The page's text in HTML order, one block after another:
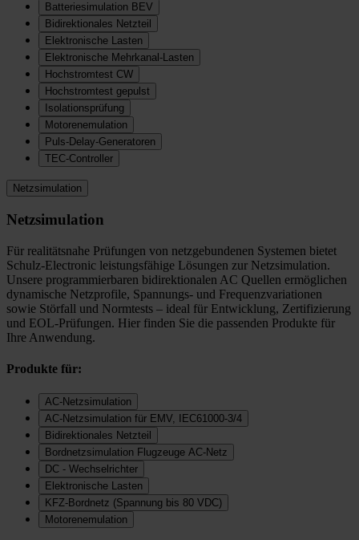
Batteriesimulation BEV
Bidirektionales Netzteil
Elektronische Lasten
Elektronische Mehrkanal-Lasten
Hochstromtest CW
Hochstromtest gepulst
Isolationsprüfung
Motorenemulation
Puls-Delay-Generatoren
TEC-Controller
Netzsimulation
Netzsimulation
Für realitätsnahe Prüfungen von netzgebundenen Systemen bietet
Schulz-Electronic leistungsfähige Lösungen zur Netzsimulation.
Unsere programmierbaren bidirektionalen AC Quellen ermöglichen
dynamische Netzprofile, Spannungs- und Frequenzvariationen
sowie Störfall und Normtests – ideal für Entwicklung, Zertifizierung
und EOL-Prüfungen. Hier finden Sie die passenden Produkte für
Ihre Anwendung.
Produkte für:
AC-Netzsimulation
AC-Netzsimulation für EMV, IEC61000-3/4
Bidirektionales Netzteil
Bordnetzsimulation Flugzeuge AC-Netz
DC - Wechselrichter
Elektronische Lasten
KFZ-Bordnetz (Spannung bis 80 VDC)
Motorenemulation